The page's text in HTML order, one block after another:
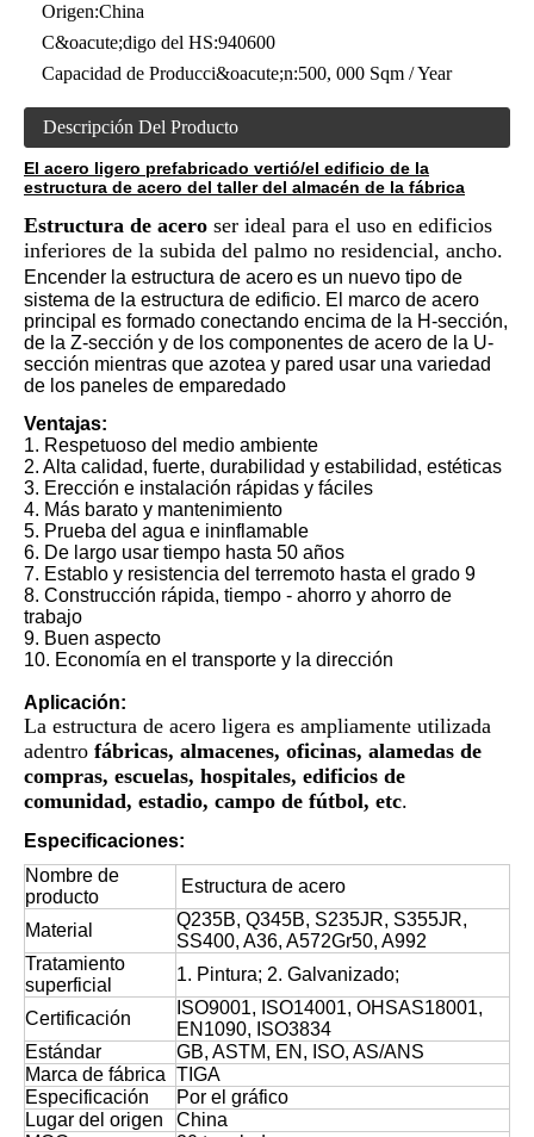
Origen:China
C&oacute;digo del HS:940600
Capacidad de Producci&oacute;n:500, 000 Sqm / Year
Descripción Del Producto
El acero ligero prefabricado vertió/el edificio de la
estructura de acero del taller del almacén de la fábrica
Estructura de acero ser ideal para el uso en edificios
inferiores de la subida del palmo no residencial, ancho.
Encender la estructura de aceroes un nuevo tipo de
sistema de la estructura de edificio. El marco de acero
principal es formado conectando encima de la H-sección,
de la Z-sección y de los componentes de acero de la U-
sección mientras que azotea y pared usar una variedad
de los paneles de emparedado
Ventajas:
1. Respetuoso del medio ambiente
2. Alta calidad, fuerte, durabilidad y estabilidad, estéticas
3. Erección e instalación rápidas y fáciles
4. Más barato y mantenimiento
5. Prueba del agua e ininflamable
6. De largo usar tiempo hasta 50 años
7. Establo y resistencia del terremoto hasta el grado 9
8. Construcción rápida, tiempo - ahorro y ahorro de
trabajo
9. Buen aspecto
10. Economía en el transporte y la dirección
Aplicación:
La estructura de acero ligera es ampliamente utilizada
adentro fábricas, almacenes, oficinas, alamedas de
compras, escuelas, hospitales, edificios de
comunidad, estadio, campo de fútbol, etc.
Especificaciones:
Nombre de
producto
Estructura de acero
Material
Q235B, Q345B, S235JR, S355JR,
SS400, A36, A572Gr50, A992
Tratamiento
superficial
1. Pintura; 2. Galvanizado;
Certificación
ISO9001, ISO14001, OHSAS18001,
EN1090, ISO3834
Estándar
GB, ASTM, EN, ISO, AS/ANS
Marca de fábrica TIGA
Especificación
Por el gráfico
Lugar del origen
China